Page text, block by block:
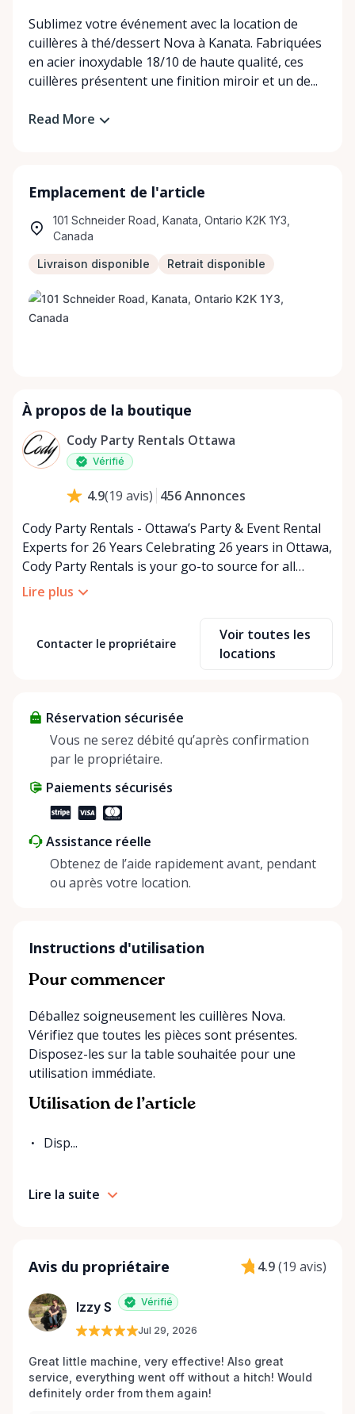
Sublimez votre événement avec la location de
cuillères à thé/dessert Nova à Kanata. Fabriquées
en acier inoxydable 18/10 de haute qualité, ces
cuillères présentent une finition miroir et un de...
Read More
Emplacement de l'article
101 Schneider Road, Kanata, Ontario K2K 1Y3,
Canada
Livraison disponible Retrait disponible
À propos de la boutique
Cody Party Rentals Ottawa
Vérifié
4.9(19 avis) 456Annonces
Cody Party Rentals - Ottawa’s Party & Event Rental
Experts for 26 Years Celebrating 26 years in Ottawa,
Cody Party Rentals is your go-to source for all
things party and event rentals. We’re proud to be a
partner of Rent Anything, expanding our offerings
At Cody Party Rentals, we believe in the power of
sharing—giving others the chance to rent out their
helping people enjoy more for less while making a
positive impact on the environment. By choosing to
share instead of buy, we’re all doing our part to
Lire plus
Contacter le propriétaire
Voir toutes les
locations
Réservation sécurisée
Vous ne serez débité qu’après confirmation
par le propriétaire.
Paiements sécurisés
Assistance réelle
Obtenez de l’aide rapidement avant, pendant
ou après votre location.
Instructions d'utilisation
Pour commencer
Déballez soigneusement les cuillères Nova.
Vérifiez que toutes les pièces sont présentes.
Disposez-les sur la table souhaitée pour une
utilisation immédiate.
Utilisation de l’article
Disp...
Lire la suite
Avis du propriétaire 4.9(19 avis)
Izzy S Vérifié
Jul 29, 2026
Great little machine, very effective! Also great
service, everything went off without a hitch! Would
definitely order from them again!